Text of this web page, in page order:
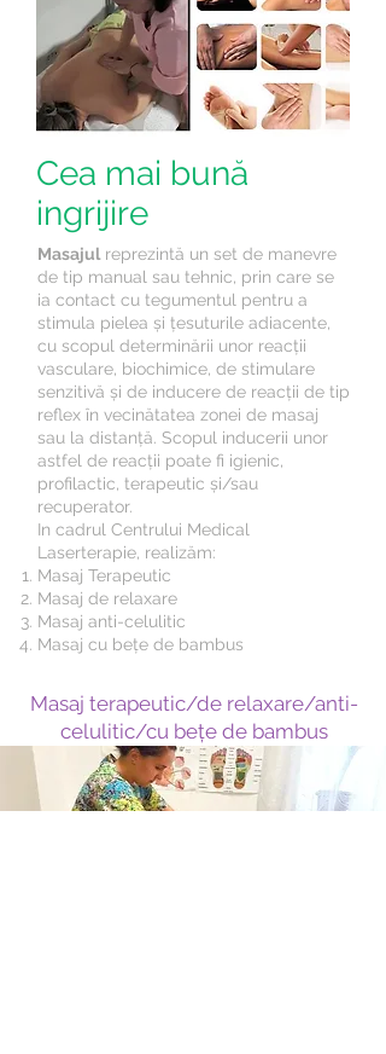
Cea mai bună
ingrijire
Masajul reprezintă un set de manevre
de tip manual sau tehnic, prin care se
ia contact cu tegumentul pentru a
stimula pielea și țesuturile adiacente,
cu scopul determinării unor reacții
vasculare, biochimice, de stimulare
senzitivă și de inducere de reacții de tip
reflex în vecinătatea zonei de masaj
sau la distanță. Scopul inducerii unor
astfel de reacții poate fi igienic,
profilactic, terapeutic și/sau
recuperator.
In cadrul Centrului Medical
Laserterapie, realizăm:
Masaj Terapeutic
Masaj de relaxare
Masaj anti-celulitic
Masaj cu bețe de bambus
Masaj terapeutic/de relaxare/anti-
celulitic/cu bețe de bambus